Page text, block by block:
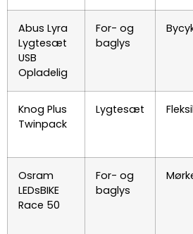
Abus Lyra
Lygtesæt
USB
Opladelig
For- og
baglys
Knog Plus
Twinpack
Lygtesæt
Osram
LEDsBIKE
Race 50
For- og
baglys